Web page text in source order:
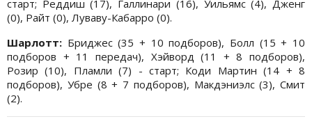
старт; Реддиш (17), Галлинари (16), Уильямс (4), Дженг
(0), Райт (0), Луваву-Кабарро (0).
Шарлотт: Бриджес (35 + 10 подборов), Болл (15 + 10
подборов + 11 передач), Хэйворд (11 + 8 подборов),
Розир (10), Пламли (7) - старт; Коди Мартин (14 + 8
подборов), Убре (8 + 7 подборов), Макдэниэлс (3), Смит
(2).